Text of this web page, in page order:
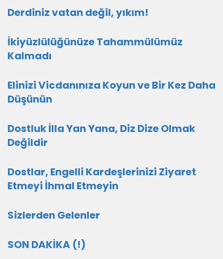
Derdiniz vatan değil, yıkım!
İkiyüzlülüğünüze Tahammülümüz
Kalmadı
Elinizi Vicdanınıza Koyun ve Bir Kez Daha
Düşünün
Dostluk İlla Yan Yana, Diz Dize Olmak
Değildir
Dostlar, Engelli Kardeşlerinizi Ziyaret
Etmeyi İhmal Etmeyin
Sizlerden Gelenler
SON DAKİKA (!)